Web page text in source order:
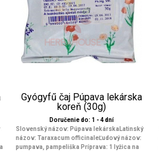
Gyógyfű čaj Púpava lekárska
koreň (30g)
Doručenie do: 1 - 4 dní
Slovenský názov: Púpava lekárskaLatinský
názov: Taraxacum officinaleĽudový názov:
pumpava, pampeliška Príprava: 1 lyžica na